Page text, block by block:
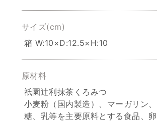
サイズ(cm)
箱 W:10×D:12.5×H:10
原材料
祇園辻利抹茶くろみつ
小麦粉（国内製造）、マーガリン
糖、乳等を主要原料とする食品、